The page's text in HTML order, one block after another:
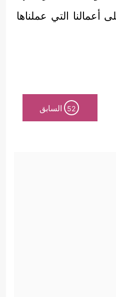
أعمالنا التي عملناها
52 السابق